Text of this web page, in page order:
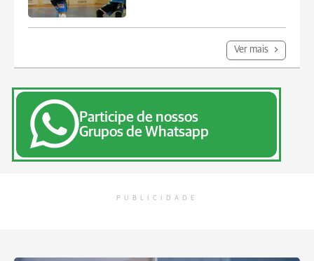
Ver mais
Participe de nossos
Grupos de Whatsapp
PUBLICIDADE